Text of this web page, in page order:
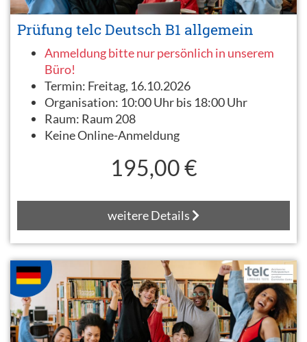
Prüfung telc Deutsch B1 allgemein
Anmeldung bitte nur persönlich in unserem
Büro!
Termin: Freitag, 16.10.2026
Organisation: 10:00 Uhr bis 18:00 Uhr
Raum: Raum 208
Keine Online-Anmeldung
195,00 €
weitere Details